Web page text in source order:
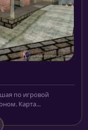
по игровой
Карта...